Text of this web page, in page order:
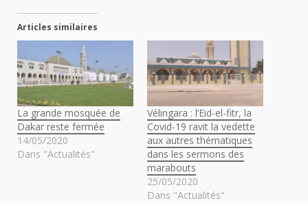
Articles similaires
La grande mosquée de
Dakar reste fermée
14/05/2020
Dans "Actualités"
Vélingara : l’Eid-el-fitr, la
Covid-19 ravit la vedette
aux autres thématiques
dans les sermons des
marabouts
25/05/2020
Dans "Actualités"